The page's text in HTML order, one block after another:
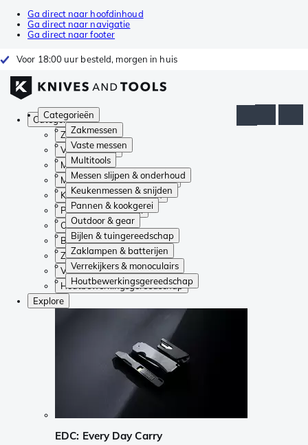
Ga direct naar hoofdinhoud
Ga direct naar navigatie
Ga direct naar footer
Voor 18:00 uur besteld, morgen in huis
Categorieën
Zakmessen
Vaste messen
Multitools
Messen slijpen & onderhoud
Keukenmessen & snijden
Pannen & kookgerei
Outdoor & gear
Bijlen & tuingereedschap
Zaklampen & batterijen
Verrekijkers & monoculairs
Houtbewerkingsgereedschap
Categorieën
Zakmessen
Vaste messen
Multitools
Messen slijpen & onderhoud
Keukenmessen & snijden
Pannen & kookgerei
Outdoor & gear
Bijlen & tuingereedschap
Zaklampen & batterijen
Verrekijkers & monoculairs
Houtbewerkingsgereedschap
Explore
EDC: Every Day Carry